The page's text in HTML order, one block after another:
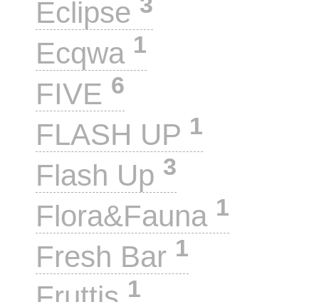
Eclipse
Ecqwa 1
FIVE 6
FLASH UP 1
Flash Up 3
Flora&Fauna 1
Fresh Bar 1
1